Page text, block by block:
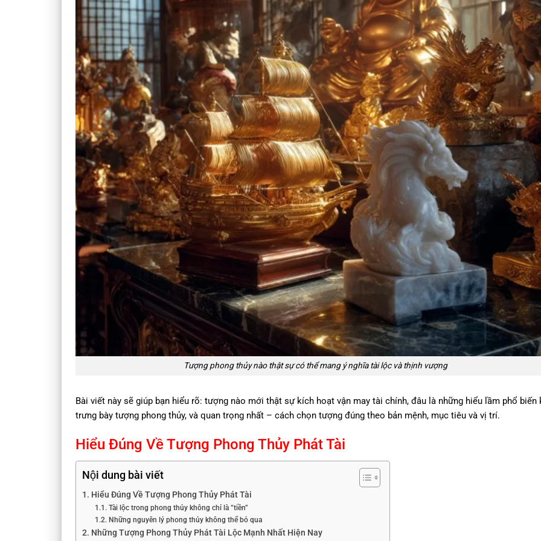
Tượng phong thủy nào thật sự có thể mang ý nghĩa tài lộc và thịnh vượng
Bài viết này sẽ giúp bạn hiểu rõ: tượng nào mới thật sự kích hoạt vận may tài chính, đâu là những hiểu lầm phổ biến
trưng bày tượng phong thủy, và quan trọng nhất – cách chọn tượng đúng theo bản mệnh, mục tiêu và vị trí.
Hiểu Đúng Về Tượng Phong Thủy Phát Tài
Nội dung bài viết
Hiểu Đúng Về Tượng Phong Thủy Phát Tài
Tài lộc trong phong thủy không chỉ là “tiền”
Những nguyên lý phong thủy không thể bỏ qua
Những Tượng Phong Thủy Phát Tài Lộc Mạnh Nhất Hiện Nay